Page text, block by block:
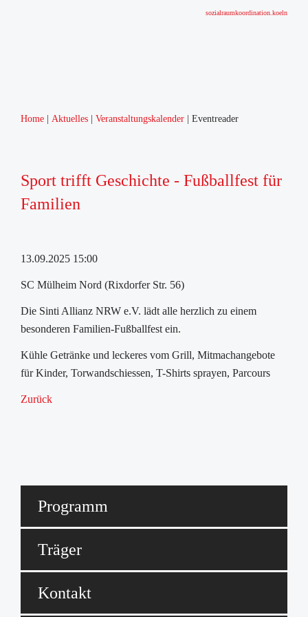
sozialraumkoordination.koeln
Home Aktuelles Veranstaltungskalender Eventreader
Sport trifft Geschichte - Fußballfest für
Familien
13.09.2025 15:00
SC Mülheim Nord (Rixdorfer Str. 56)
Die Sinti Allianz NRW e.V. lädt alle herzlich zu einem
besonderen Familien-Fußballfest ein.
Kühle Getränke und leckeres vom Grill, Mitmachangebote
für Kinder, Torwandschiessen, T-Shirts sprayen, Parcours
Zurück
Programm
Träger
Kontakt